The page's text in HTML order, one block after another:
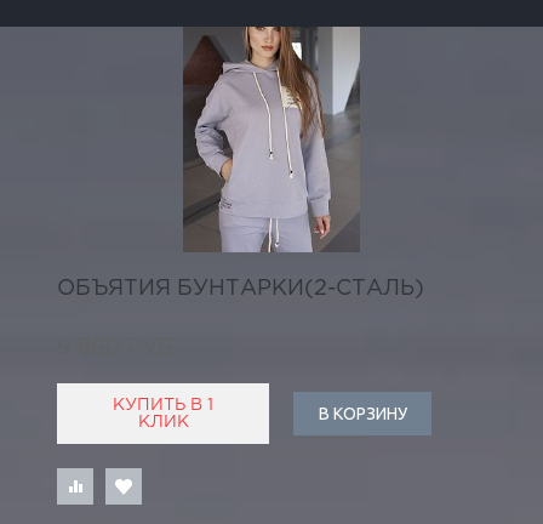
ОБЪЯТИЯ БУНТАРКИ(2-СТАЛЬ)
КУПИТЬ В 1
КЛИК
В КОРЗИНУ